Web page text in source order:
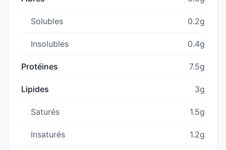
Solubles 0.2g
Insolubles 0.4g
Protéines 7.5g
Lipides 3g
Saturés 1.5g
Insaturés 1.2g